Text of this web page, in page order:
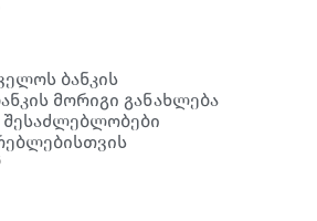
ბანკის
მორიგი განახლება
შესაძლებლობები